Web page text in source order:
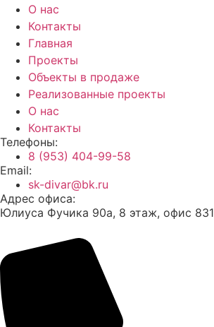
О нас
Контакты
Главная
Проекты
Объекты в продаже
Реализованные проекты
О нас
Контакты
Телефоны:
8 (953) 404-99-58
Email:
sk-divar@bk.ru
Адрес офиса:
Юлиуса Фучика 90а, 8 этаж, офис 831